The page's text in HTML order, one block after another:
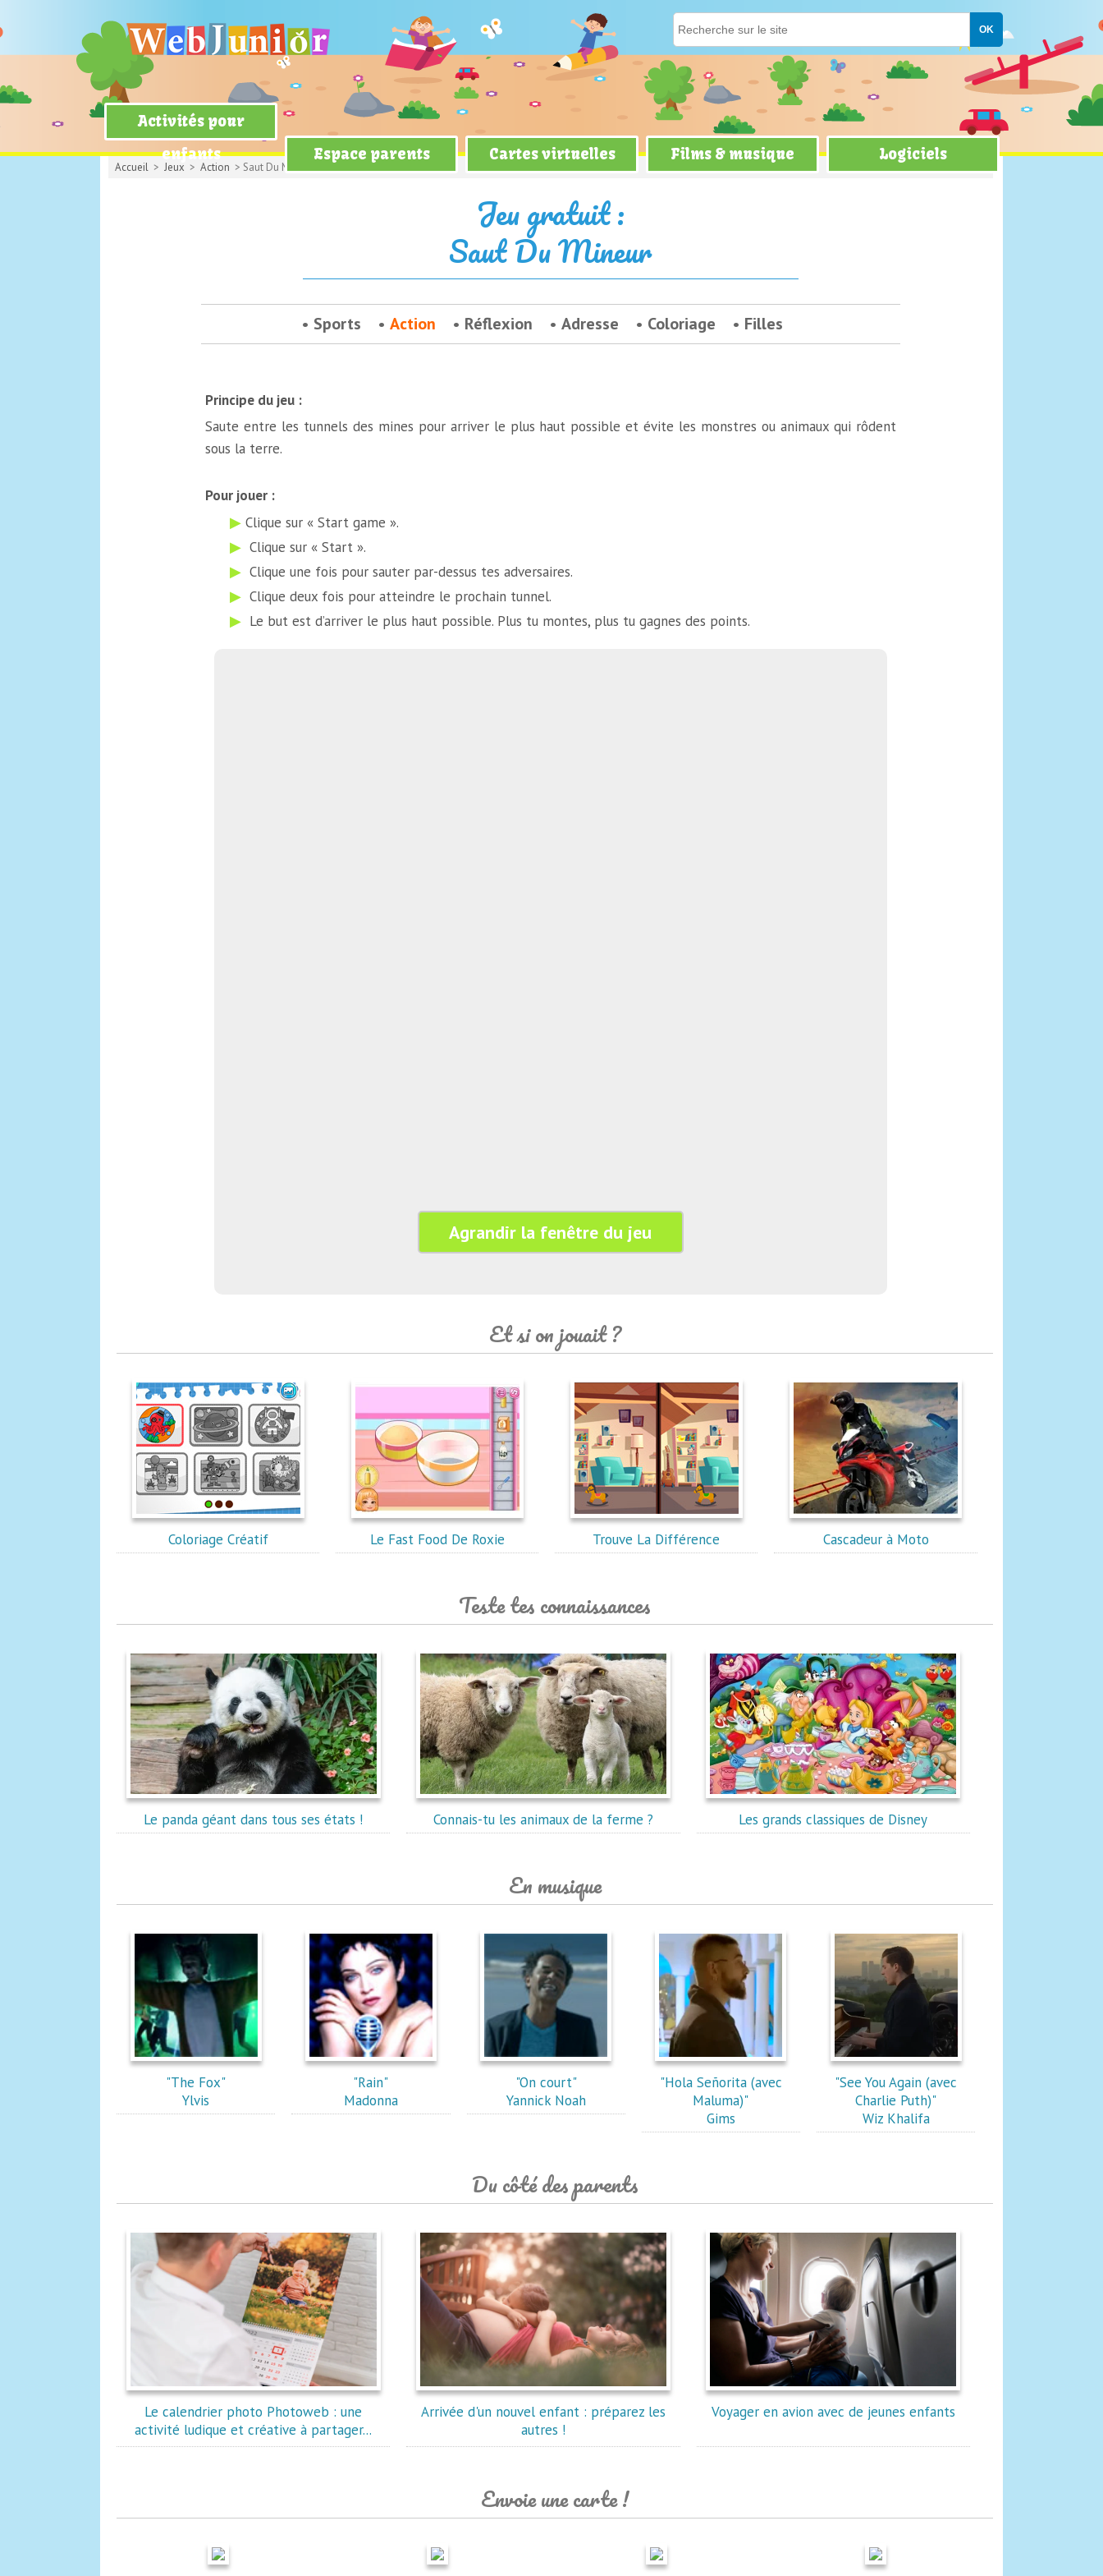
Activités pour
enfants
Espace parents Cartes virtuelles Films & musique Logiciels
Accueil > Jeux > Action > Saut Du Mineur
Jeu gratuit :
Saut Du Mineur
Sports Action Réflexion Adresse Coloriage Filles
Principe du jeu :
Saute entre les tunnels des mines pour arriver le plus haut possible et évite les monstres ou animaux qui rôdent
sous la terre.
Pour jouer :
Clique sur « Start game ».
Clique sur « Start ».
Clique une fois pour sauter par-dessus tes adversaires.
Clique deux fois pour atteindre le prochain tunnel.
Le but est d’arriver le plus haut possible. Plus tu montes, plus tu gagnes des points.
Agrandir la fenêtre du jeu
Et si on jouait ?
Coloriage Créatif Le Fast Food De Roxie Trouve La Différence Cascadeur à Moto
Teste tes connaissances
Le panda géant dans tous ses états ! Connais-tu les animaux de la ferme ? Les grands classiques de Disney
En musique
"The Fox"
Ylvis
"Rain"
Madonna
"On court"
Yannick Noah
"Hola Señorita (avec
Maluma)"
Gims
"See You Again (avec
Charlie Puth)"
Wiz Khalifa
Du côté des parents
Le calendrier photo Photoweb : une
activité ludique et créative à partager...
Arrivée d'un nouvel enfant : préparez les
autres !
Voyager en avion avec de jeunes enfants
Envoie une carte !